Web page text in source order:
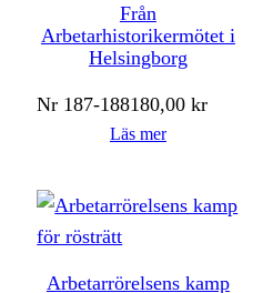
Från
Arbetarhistorikermötet i
Helsingborg
Nr 187-188180,00kr
Läs mer
Arbetarrörelsens kamp